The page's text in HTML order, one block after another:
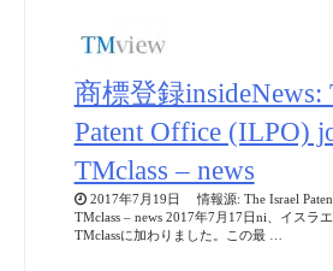
商標登録insideNews:
Patent Office (ILPO)
TMclass – news
2017年7月19日 情報源: The Israel
TMclass – news 2017年7月17日ni、イスラ
TMclassに加わりました。この最 …